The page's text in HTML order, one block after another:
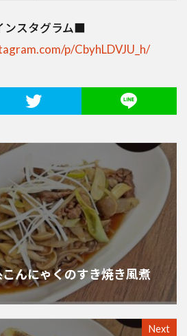
スタグラム■
p/CbyhLDVJU_h/
んにゃくのすき焼き風煮
Next